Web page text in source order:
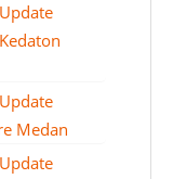
Medan